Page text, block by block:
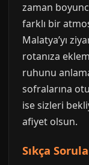
zaman
farklı bir
Malatya’yı
rotanıza
ruhunu
sofralarına
ise sizleri
afiyet olsun.
Sıkça